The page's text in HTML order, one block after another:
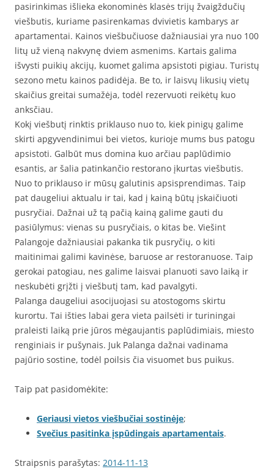
pasirinkimas išlieka ekonominės klasės trijų žvaigždučių
viešbutis, kuriame pasirenkamas dvivietis kambarys ar
apartamentai. Kainos viešbučiuose dažniausiai yra nuo 100
litų už vieną nakvynę dviem asmenims. Kartais galima
išvysti puikių akcijų, kuomet galima apsistoti pigiau. Turistų
sezono metu kainos padidėja. Be to, ir laisvų likusių vietų
skaičius greitai sumažėja, todėl rezervuoti reikėtų kuo
anksčiau.
Kokį viešbutį rinktis priklauso nuo to, kiek pinigų galime
skirti apgyvendinimui bei vietos, kurioje mums bus patogu
apsistoti. Galbūt mus domina kuo arčiau paplūdimio
esantis, ar šalia patinkančio restorano įkurtas viešbutis.
Nuo to priklauso ir mūsų galutinis apsisprendimas. Taip
pat daugeliui aktualu ir tai, kad į kainą būtų įskaičiuoti
pusryčiai. Dažnai už tą pačią kainą galime gauti du
pasiūlymus: vienas su pusryčiais, o kitas be. Viešint
Palangoje dažniausiai pakanka tik pusryčių, o kiti
maitinimai galimi kavinėse, baruose ar restoranuose. Taip
gerokai patogiau, nes galime laisvai planuoti savo laiką ir
neskubėti grįžti į viešbutį tam, kad pavalgyti.
Palanga daugeliui asocijuojasi su atostogoms skirtu
kurortu. Tai išties labai gera vieta pailsėti ir turiningai
praleisti laiką prie jūros mėgaujantis paplūdimiais, miesto
renginiais ir pušynais. Juk Palanga dažnai vadinama
pajūrio sostine, todėl poilsis čia visuomet bus puikus.
Taip pat pasidomėkite:
Geriausi vietos viešbučiai sostinėje;
Svečius pasitinka įspūdingais apartamentais.
Straipsnis parašytas: 2014-11-13